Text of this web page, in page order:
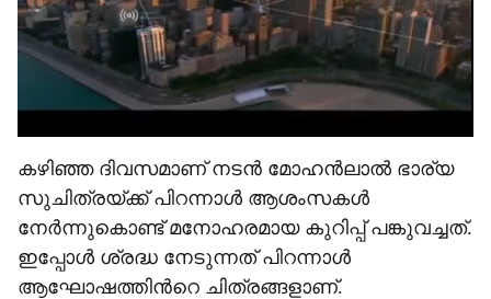
കഴിഞ്ഞ ദിവസമാണ് നടൻ മോഹൻലാൽ ഭാര്യ
സുചിത്രയ്ക്ക് പിറന്നാൾ ആശംസകൾ
നേർന്നുകൊണ്ട് മനോഹരമായ കുറിപ്പ് പങ്കുവച്ചത്.
ഇപ്പോൾ ശ്രദ്ധ നേടുന്നത് പിറന്നാൾ
ആഘോഷത്തിന്‍റെ ചിത്രങ്ങളാണ്.